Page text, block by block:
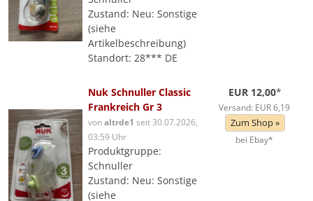
Zustand: Neu: Sonstige
(siehe
Artikelbeschreibung)
Standort: 28*** DE
Nuk Schnuller Classic
Frankreich Gr 3
vonaltrde1 seit 30.07.2026,
03:59 Uhr
Produktgruppe:
Schnuller
Zustand: Neu: Sonstige
(siehe
EUR 12,00*
Versand: EUR 6,19
Zum Shop »
bei Ebay*